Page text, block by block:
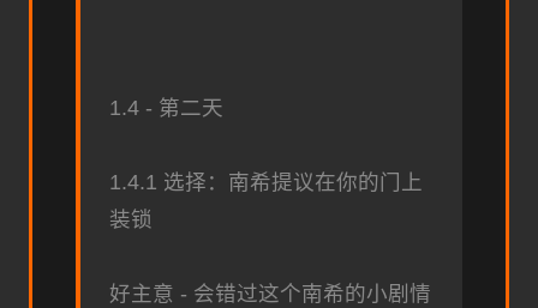
1.4 - 第二天
1.4.1 选择：南希提议在你的门上
装锁
好主意 - 会错过这个南希的小剧情